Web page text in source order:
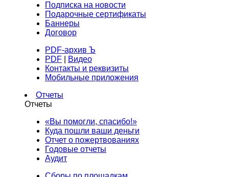
Подписка на новости
Подарочные сертификаты
Баннеры
Договор
PDF-архив Ъ
PDF
Видео
Контакты и реквизиты
Мобильные приложения
Отчеты
Отчеты
«Вы помогли, спасибо!»
Куда пошли ваши деньги
Отчет о пожертвованиях
Годовые отчеты
Аудит